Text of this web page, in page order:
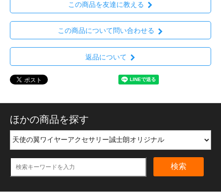
この商品を友達に教える
この商品について問い合わせる
返品について
ほかの商品を探す
検索